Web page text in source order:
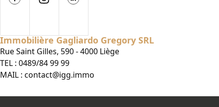
Immobilière Gagliardo Gregory SRL
Rue Saint Gilles, 590 - 4000 Liège
TEL : 0489/84 99 99
MAIL : contact@igg.immo